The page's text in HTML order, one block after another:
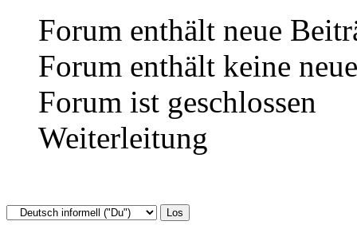
Forum enthält neue
Forum enthält keine
Forum ist geschlossen
Weiterleitung